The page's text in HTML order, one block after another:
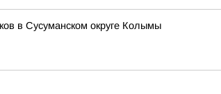
в Сусуманском округе Колымы